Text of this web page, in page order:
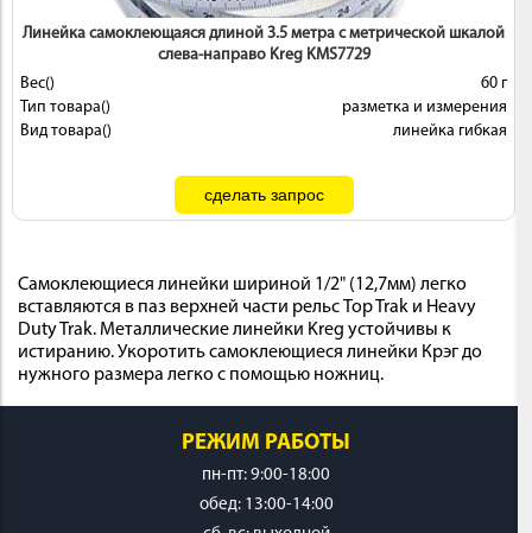
Линейка самоклеющаяся длиной 3.5 метра с метрической шкалой
слева-направо Kreg KMS7729
Вес()
60 г
Тип товара()
разметка и измерения
Вид товара()
линейка гибкая
Самоклеющиеся линейки шириной 1/2" (12,7мм) легко
вставляются в паз верхней части рельс Top Trak и Heavy
Duty Trak. Металлические линейки Kreg устойчивы к
истиранию. Укоротить самоклеющиеся линейки Крэг до
нужного размера легко с помощью ножниц.
РЕЖИМ РАБОТЫ
пн-пт: 9:00-18:00
обед: 13:00-14:00